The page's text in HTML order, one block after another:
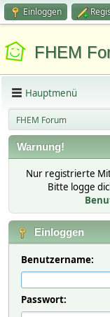
Einloggen
FHEM
Hauptmenü
FHEM Forum
Warnung!
Nur registrierte
Bitte logge
Einloggen
Benutzername:
Passwort: